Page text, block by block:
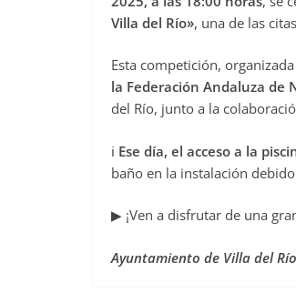
e
b
o
o
k
Villa del Río», una de las
Esta competición,
la Federación Andaluza de
del Río, junto a la
ℹ️ Ese día, el acceso a la
baño en la instalación
▶ ¡Ven a disfrutar de una
Ayuntamiento de Villa del